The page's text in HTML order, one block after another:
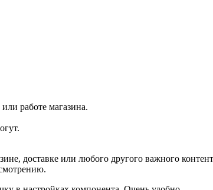
работе магазина.
доставке или любого другого важного